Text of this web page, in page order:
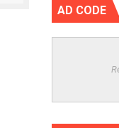
AD CODE